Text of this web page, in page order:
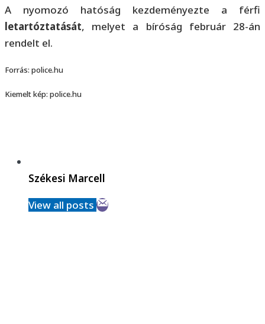
A nyomozó hatóság kezdeményezte a férfi
letartóztatását, melyet a bíróság február 28-án
rendelt el.
Forrás: police.hu
Kiemelt kép: police.hu
Székesi Marcell
View all posts